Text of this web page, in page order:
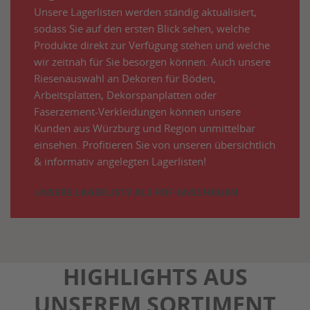
Unsere Lagerlisten werden ständig aktualisiert,
sodass Sie auf den ersten Blick sehen, welche
Produkte direkt zur Verfügung stehen und welche
wir zeitnah für Sie besorgen können. Auch unsere
Riesenauswahl an Dekoren für Böden,
Arbeitsplatten, Dekorspanplatten oder
Faserzement-Verkleidungen können unsere
Kunden aus Würzburg und Region unmittelbar
einsehen. Profitieren Sie von unseren übersichtlich
& informativ angelegten Lagerlisten!
UNSERE LAGERLISTE ALS PDF ANSCHAUEN
HIGHLIGHTS AUS